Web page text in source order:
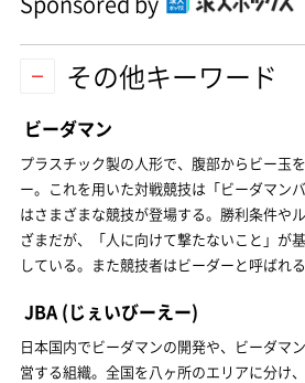
その他キーワード
ビーダマン
プラスチック製の人形で、腹部からビー玉
ー。これを用いた対戦競技は「ビーダマン
はさまざまな競技が登場する。勝利条件や
ざまだが、「人に向けて撃たないこと」が
している。また競技者はビーダーと呼ばれる
JBA (じぇいびーえー)
日本国内でビーダマンの開発や、ビーダマ
営する組織。全国を八ヶ所のエリアに分け